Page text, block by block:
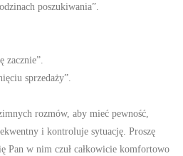
poszukiwania”.
zacznie”.
sprzedaży”.
rozmów, aby mieć pewność,
i kontroluje sytuację. Proszę
Pan w nim czuł całkowicie komfortowo